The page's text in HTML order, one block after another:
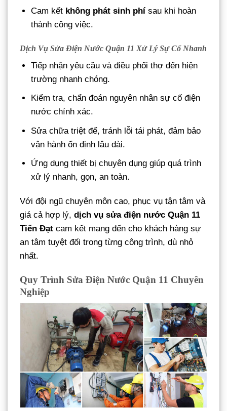
Cam kết không phát sinh phí sau khi hoàn
thành công việc.
Dịch Vụ Sửa Điện Nước Quận 11 Xử Lý Sự Cố Nhanh
Tiếp nhận yêu cầu và điều phối thợ đến hiện
trường nhanh chóng.
Kiểm tra, chẩn đoán nguyên nhân sự cố điện
nước chính xác.
Sửa chữa triệt để, tránh lỗi tái phát, đảm bảo
vận hành ổn định lâu dài.
Ứng dụng thiết bị chuyên dụng giúp quá trình
xử lý nhanh, gọn, an toàn.
Với đội ngũ chuyên môn cao, phục vụ tận tâm và
giá cả hợp lý, dịch vụ sửa điện nước Quận 11
Tiến Đạt cam kết mang đến cho khách hàng sự
an tâm tuyệt đối trong từng công trình, dù nhỏ
nhất.
Quy Trình Sửa Điện Nước Quận 11 Chuyên
Nghiệp